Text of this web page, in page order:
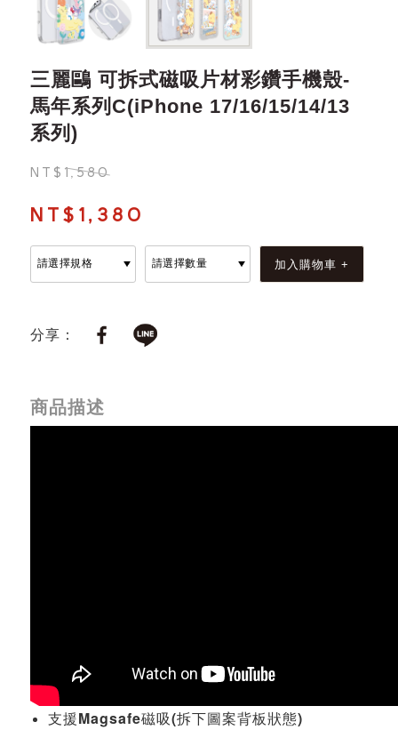
三麗鷗 可拆式磁吸片材彩鑽手機殼-
馬年系列C(iPhone 17/16/15/14/13
系列)
NT$1,580
NT$1,380
分享：
商品描述
支援Magsafe磁吸(拆下圖案背板狀態)